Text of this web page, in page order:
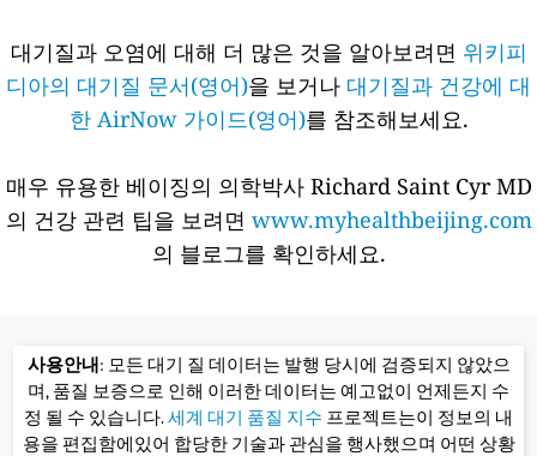
대기질과 오염에 대해 더 많은 것을 알아보려면 위키피
디아의 대기질 문서(영어)을 보거나 대기질과 건강에 대
한 AirNow 가이드(영어)를 참조해보세요.
매우 유용한 베이징의 의학박사 Richard Saint Cyr MD
의 건강 관련 팁을 보려면 www.myhealthbeijing.com
의 블로그를 확인하세요.
사용안내: 모든 대기 질 데이터는 발행 당시에 검증되지 않았으
며, 품질 보증으로 인해 이러한 데이터는 예고없이 언제든지 수
정 될 수 있습니다.세계 대기 품질 지수 프로젝트는이 정보의 내
용을 편집함에있어 합당한 기술과 관심을 행사했으며 어떤 상황